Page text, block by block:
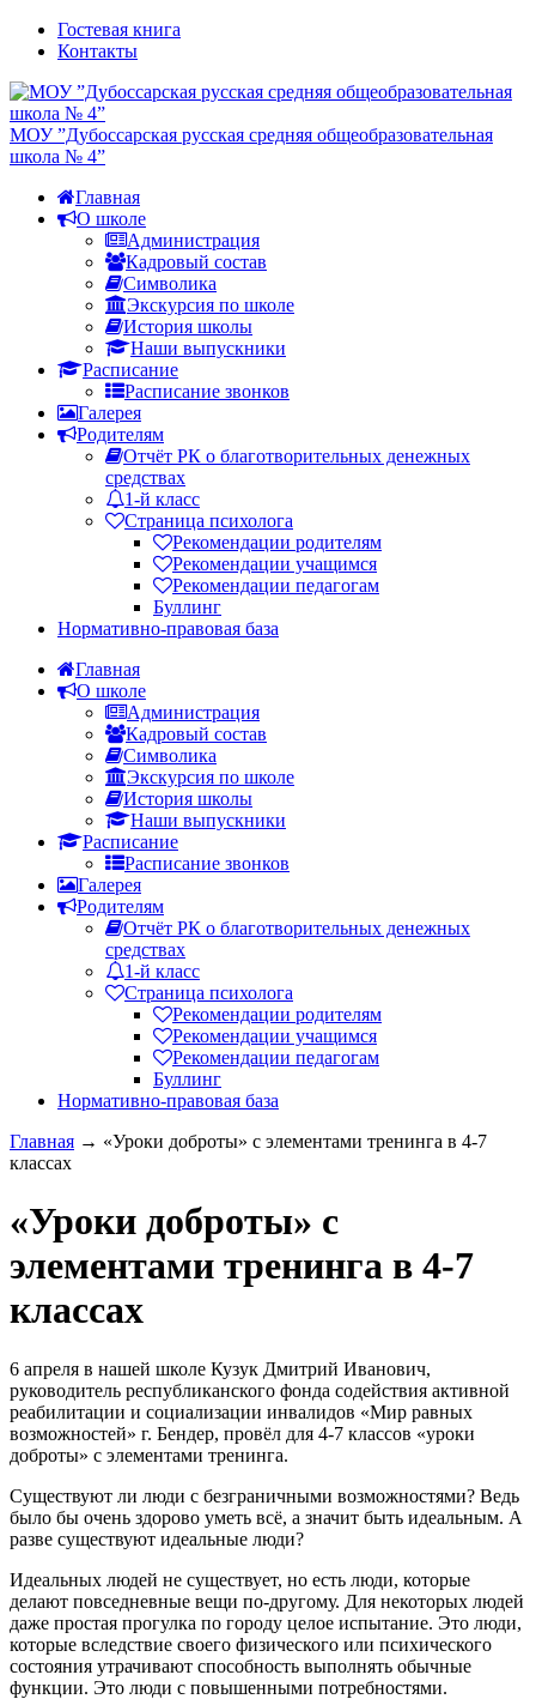
Гостевая книга
Контакты
МОУ ”Дубоссарская русская средняя общеобразовательная
школа № 4”
Главная
О школе
Администрация
Кадровый состав
Символика
Экскурсия по школе
История школы
Наши выпускники
Расписание
Расписание звонков
Галерея
Родителям
Отчёт РК о благотворительных денежных
средствах
1-й класс
Страница психолога
Рекомендации родителям
Рекомендации учащимся
Рекомендации педагогам
Буллинг
Нормативно-правовая база
Главная
О школе
Администрация
Кадровый состав
Символика
Экскурсия по школе
История школы
Наши выпускники
Расписание
Расписание звонков
Галерея
Родителям
Отчёт РК о благотворительных денежных
средствах
1-й класс
Страница психолога
Рекомендации родителям
Рекомендации учащимся
Рекомендации педагогам
Буллинг
Нормативно-правовая база
Главная → «Уроки доброты» с элементами тренинга в 4-7
классах
«Уроки доброты» с
элементами тренинга в 4-7
классах
6 апреля в нашей школе Кузук Дмитрий Иванович,
руководитель республиканского фонда содействия активной
реабилитации и социализации инвалидов «Мир равных
возможностей» г. Бендер, провёл для 4-7 классов «уроки
доброты» с элементами тренинга.
Существуют ли люди с безграничными возможностями? Ведь
было бы очень здорово уметь всё, а значит быть идеальным. А
разве существуют идеальные люди?
Идеальных людей не существует, но есть люди, которые
делают повседневные вещи по-другому. Для некоторых людей
даже простая прогулка по городу целое испытание. Это люди,
которые вследствие своего физического или психического
состояния утрачивают способность выполнять обычные
функции. Это люди с повышенными потребностями.